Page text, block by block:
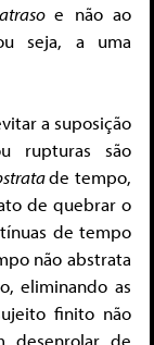
atraso e não ao
seja, a uma
a suposição
rupturas são
de tempo,
de quebrar o
de tempo
não abstrata
eliminando as
finito não